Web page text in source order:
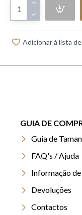
Adicionar à lista
GUIA DE
Guia de
FAQ's / Ajuda
Informação
Devoluções
Contactos